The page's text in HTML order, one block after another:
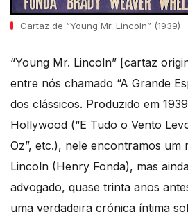
Cartaz de “Young Mr. Lincoln” (1939)
“Young Mr. Lincoln” [cartaz
entre nós chamado “A Grande
dos clássicos. Produzido em
Hollywood (“E Tudo o Vento
Oz”, etc.), nele encontramos
Lincoln (Henry Fonda), mas
advogado, quase trinta anos
uma verdadeira crónica íntima